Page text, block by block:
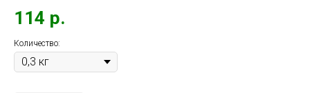
114 р.
Количество: